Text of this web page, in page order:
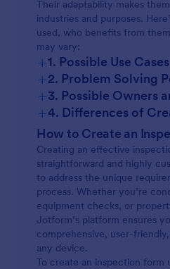
Their adaptability makes
industries and purposes.
used, who benefits from
may vary:
+1. Possible Use
+2. Problem Solving
+3. Possible Owners
+4. Differences of
Safety Inspections:
Equipment Checks:
Property
Vehicle Inspections:
How to Create an
Creating an effective
straightforward and highly
to address the unique
process. Whether you’re
equipment checks, or
Jotform’s platform ensures
comprehensive, user-
any device.
To create an inspection form